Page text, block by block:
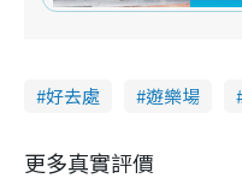
好去處 遊樂場
更多真實評價